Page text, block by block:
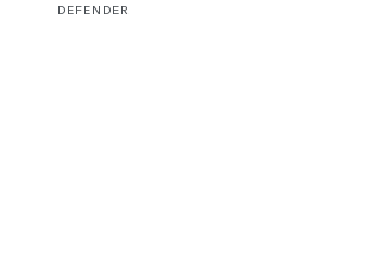
DEFENDER